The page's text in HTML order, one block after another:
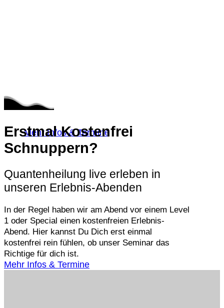
Mehr Infos & Termine
Erstmal Kostenfrei
Schnuppern?
Quantenheilung live erleben in
unseren Erlebnis-Abenden
In der Regel haben wir am Abend vor einem Level
1 oder Special einen kostenfreien Erlebnis-
Abend. Hier kannst Du Dich erst einmal
kostenfrei rein fühlen, ob unser Seminar das
Richtige für dich ist.
Mehr Infos & Termine